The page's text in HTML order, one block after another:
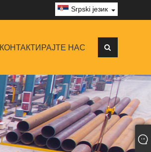
Srpski језик
КОНТАКТИРАЈТЕ НАС